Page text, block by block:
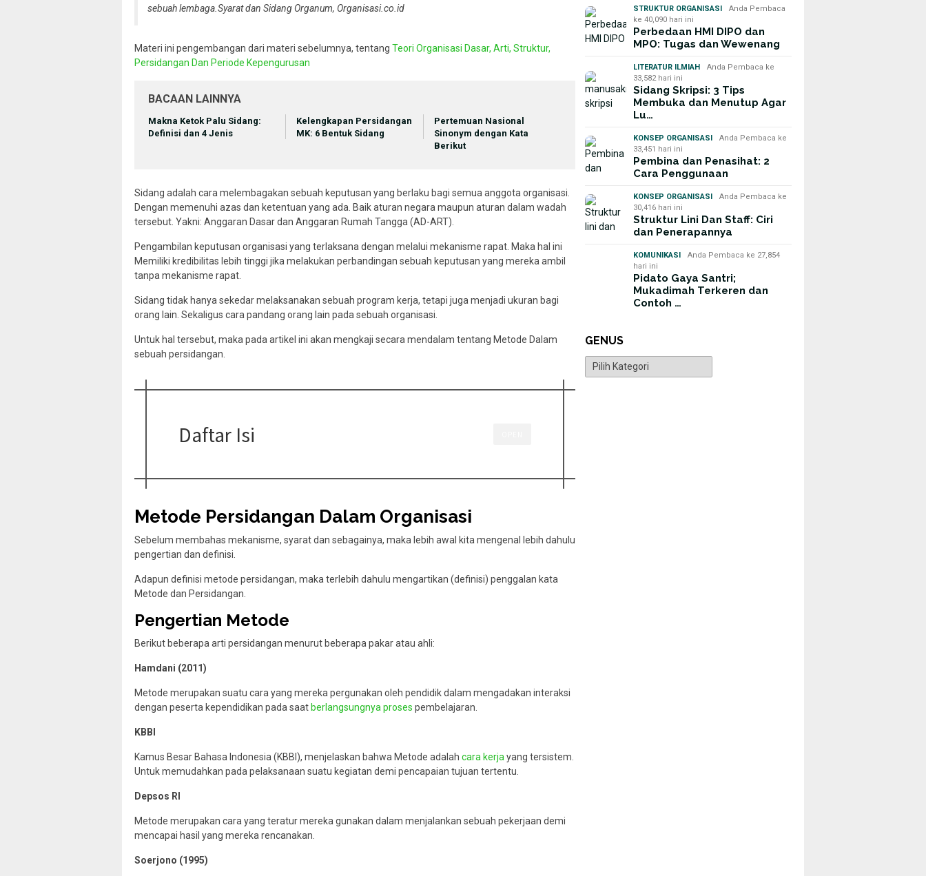
sebuah lembaga. Syarat dan Sidang Organum, Organisasi.co.id
Materi ini pengembangan dari materi sebelumnya, tentang Teori Organisasi Dasar, Arti, Struktur,
Persidangan Dan Periode Kepengurusan
BACAAN LAINNYA
Makna Ketok Palu Sidang:
Definisi dan 4 Jenis
Kelengkapan Persidangan
MK: 6 Bentuk Sidang
Pertemuan Nasional
Sinonym dengan Kata
Berikut
Sidang adalah cara melembagakan sebuah keputusan yang berlaku bagi semua anggota organisasi.
Dengan memenuhi azas dan ketentuan yang ada. Baik aturan negara maupun aturan dalam wadah
tersebut. Yakni: Anggaran Dasar dan Anggaran Rumah Tangga (AD-ART).
Pengambilan keputusan organisasi yang terlaksana dengan melalui mekanisme rapat. Maka hal ini
Memiliki kredibilitas lebih tinggi jika melakukan perbandingan sebuah keputusan yang mereka ambil
tanpa mekanisme rapat.
Sidang tidak hanya sekedar melaksanakan sebuah program kerja, tetapi juga menjadi ukuran bagi
orang lain. Sekaligus cara pandang orang lain pada sebuah organisasi.
Untuk hal tersebut, maka pada artikel ini akan mengkaji secara mendalam tentang Metode Dalam
sebuah persidangan.
Daftar Isi
Metode Persidangan Dalam Organisasi
Sebelum membahas mekanisme, syarat dan sebagainya, maka lebih awal kita mengenal lebih dahulu
pengertian dan definisi.
Adapun definisi metode persidangan, maka terlebih dahulu mengartikan (definisi) penggalan kata
Metode dan Persidangan.
Pengertian Metode
Berikut beberapa arti persidangan menurut beberapa pakar atau ahli:
Hamdani (2011)
Metode merupakan suatu cara yang mereka pergunakan oleh pendidik dalam mengadakan interaksi
dengan peserta kependidikan pada saat berlangsungnya proses pembelajaran.
KBBI
Kamus Besar Bahasa Indonesia (KBBI), menjelaskan bahwa Metode adalah cara kerja yang tersistem.
Untuk memudahkan pada pelaksanaan suatu kegiatan demi pencapaian tujuan tertentu.
Depsos RI
Metode merupakan cara yang teratur mereka gunakan dalam menjalankan sebuah pekerjaan demi
mencapai hasil yang mereka rencanakan.
Soerjono (1995)
STRUKTUR ORGANISASI
Anda Pembaca
ke 40,090 hari ini
Perbedaan HMI DIPO dan
MPO: Tugas dan Wewenang
LITERATUR ILMIAH
Anda Pembaca ke
33,582 hari ini
Sidang Skripsi: 3 Tips
Membuka dan Menutup Agar
Lu…
KONSEP ORGANISASI
Anda Pembaca ke
33,451 hari ini
Pembina dan Penasihat: 2
Cara Penggunaan
KONSEP ORGANISASI
Anda Pembaca ke
30,416 hari ini
Struktur Lini Dan Staff: Ciri
dan Penerapannya
KOMUNIKASI
Anda Pembaca ke 27,854
hari ini
Pidato Gaya Santri;
Mukadimah Terkeren dan
Contoh …
GENUS
Genus